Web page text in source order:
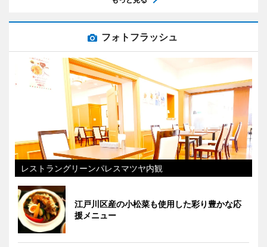
フォトフラッシュ
レストラングリーンパレスマツヤ内観
江戸川区産の小松菜も使用した彩り豊かな応
援メニュー